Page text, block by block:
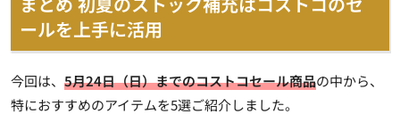
ールを上手に活用
今回は、 5月24日（日）までのコストコセール商品の中から、
特におすすめのアイテムを5選ご紹介しました。